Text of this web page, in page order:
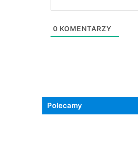
0 KOMENTARZY
Polecamy